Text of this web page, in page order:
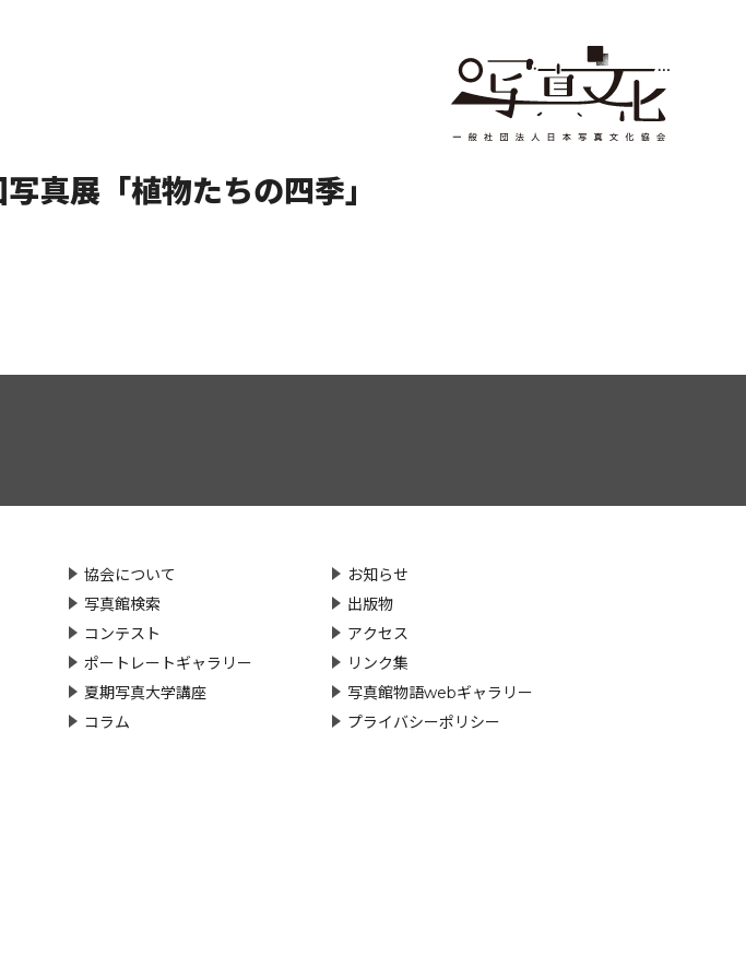
真展「植物たちの四季」
協会について
写真館検索
コンテスト
ポートレートギャラリー
夏期写真大学講座
コラム
お知らせ
出版物
アクセス
リンク集
写真館物語webギャラリー
プライバシーポリシー